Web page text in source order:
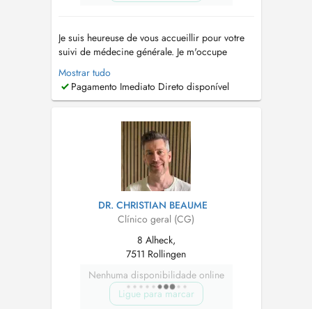
Je suis heureuse de vous accueillir pour votre
suivi de médecine générale. Je m'occupe
également de la santé des enfants dès la
naissance jusqu'à l'âge adulte, y compris les
vaccins. Ainsi que de la santé de la femme (
également des échographies abdomin...
Mostrar tudo
Pagamento Imediato Direto disponível
DR. CHRISTIAN BEAUME
Clínico geral (CG)
8 Alheck,
7511 Rollingen
Nenhuma disponibilidade online
Ligue para marcar